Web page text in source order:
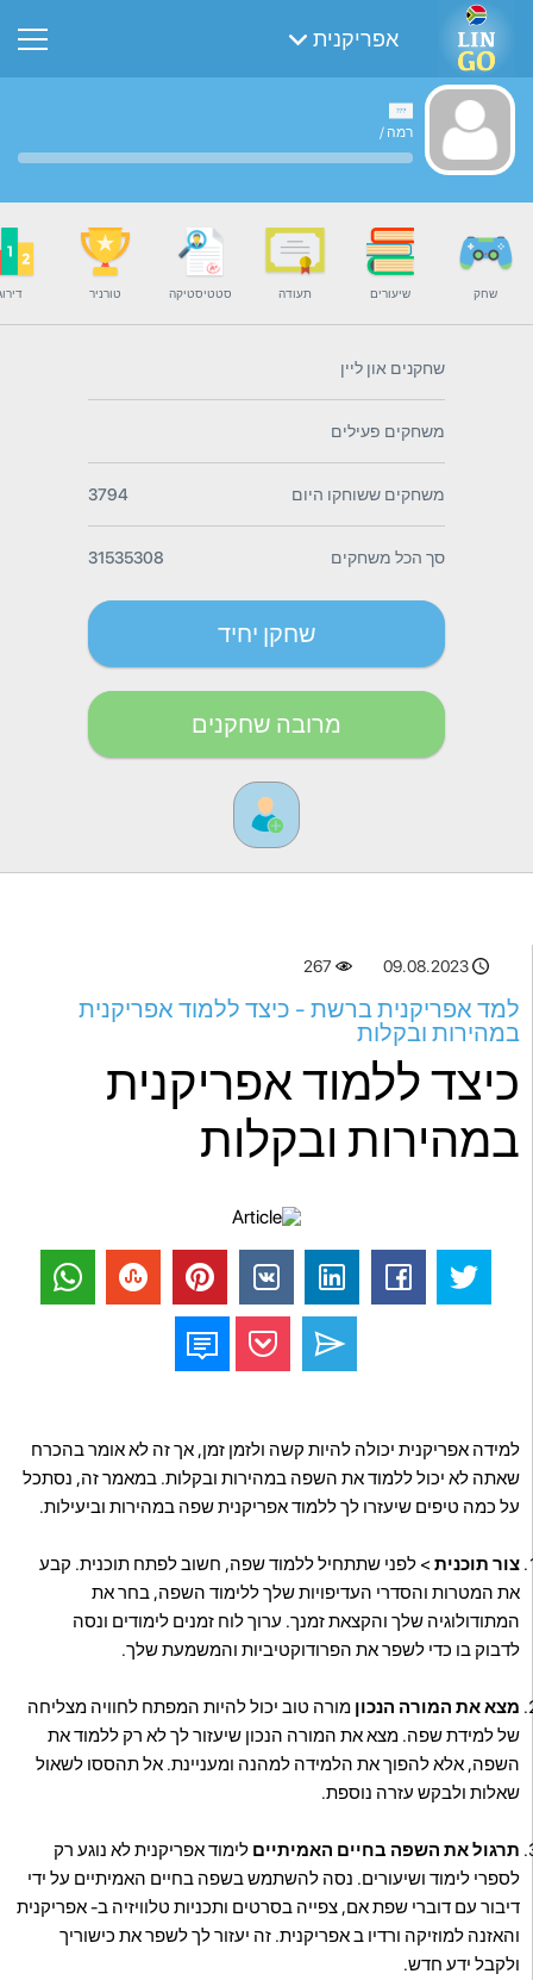
אפריקנית
רמה /
שחק שיעורים תעודה סטטיסטיקה טורניר
שחקנים און ליין
משחקים פעילים
משחקים ששוחקו היום 3794
סך הכל משחקים 31535308
שחקן יחיד
מרובה שחקנים
09.08.2023
267
למד אפריקנית ברשת - כיצד ללמוד אפריקנית
במהירות ובקלות
כיצד ללמוד אפריקנית
במהירות ובקלות
למידה אפריקנית יכולה להיות קשה ולזמן זמן, אך זה לא אומר בהכרח
שאתה לא יכול ללמוד את השפה במהירות ובקלות. במאמר זה, נסתכל
על כמה טיפים שיעזרו לך ללמוד אפריקנית שפה במהירות וביעילות.
צור תוכנית > לפני שתתחיל ללמוד שפה, חשוב לפתח תוכנית. קבע
את המטרות והסדרי העדיפויות שלך ללימוד השפה, בחר את
המתודולוגיה שלך והקצאת זמנך. ערוך לוח זמנים לימודים ונסה
לדבוק בו כדי לשפר את הפרודוקטיביות והמשמעת שלך.
מצא את המורה הנכון מורה טוב יכול להיות המפתח לחוויה מצליחה
של למידת שפה. מצא את המורה הנכון שיעזור לך לא רק ללמוד את
השפה, אלא להפוך את הלמידה למהנה ומעניינת. אל תהססו לשאול
שאלות ולבקש עזרה נוספת.
תרגול את השפה בחיים האמיתיים לימוד אפריקנית לא נוגע רק
לספרי לימוד ושיעורים. נסה להשתמש בשפה בחיים האמיתיים על ידי
דיבור עם דוברי שפת אם, צפייה בסרטים ותכניות טלוויזיה ב- אפריקנית
והאזנה למוזיקה ורדיו ב אפריקנית. זה יעזור לך לשפר את כישוריך
ולקבל ידע חדש.